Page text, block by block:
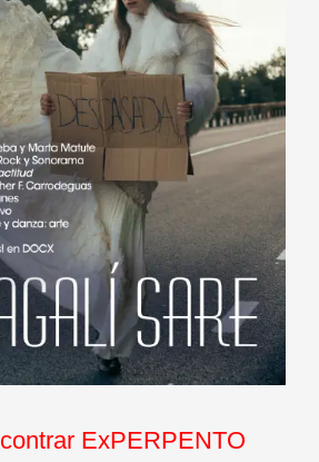
ExPERPENTO